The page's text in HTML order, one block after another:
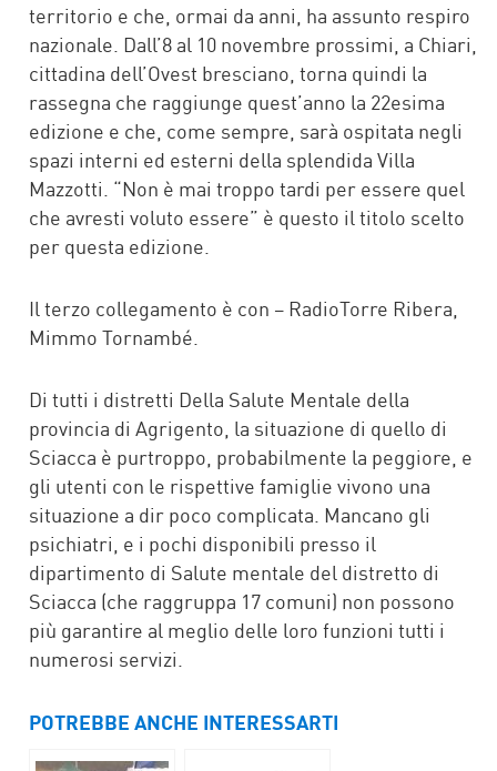
territorio e che, ormai da anni, ha assunto respiro
nazionale. Dall’8 al 10 novembre prossimi, a Chiari,
cittadina dell’Ovest bresciano, torna quindi la
rassegna che raggiunge quest’anno la 22esima
edizione e che, come sempre, sarà ospitata negli
spazi interni ed esterni della splendida Villa
Mazzotti. “Non è mai troppo tardi per essere quel
che avresti voluto essere” è questo il titolo scelto
per questa edizione.
Il terzo collegamento è con – RadioTorre Ribera,
Mimmo Tornambé.
Di tutti i distretti Della Salute Mentale della
provincia di Agrigento, la situazione di quello di
Sciacca è purtroppo, probabilmente la peggiore, e
gli utenti con le rispettive famiglie vivono una
situazione a dir poco complicata. Mancano gli
psichiatri, e i pochi disponibili presso il
dipartimento di Salute mentale del distretto di
Sciacca (che raggruppa 17 comuni) non possono
più garantire al meglio delle loro funzioni tutti i
numerosi servizi.
POTREBBE ANCHE INTERESSARTI